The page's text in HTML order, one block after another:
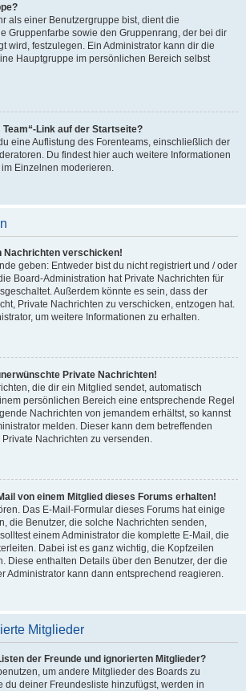
als einer Benutzergruppe bist, dient die
Gruppenfarbe sowie den Gruppenrang, der bei dir
wird, festzulegen. Ein Administrator kann dir die
Hauptgruppe im persönlichen Bereich selbst
Link auf der Startseite?
eine Auflistung des Forenteams, einschließlich der
Du findest hier auch weitere Informationen
Einzelnen moderieren.
Nachrichten verschicken!
geben: Entweder bist du nicht registriert und / oder
Board-Administration hat Private Nachrichten für
Außerdem könnte es sein, dass der
Private Nachrichten zu verschicken, entzogen hat.
um weitere Informationen zu erhalten.
Private Nachrichten!
die dir ein Mitglied sendet, automatisch
persönlichen Bereich eine entsprechende Regel
Nachrichten von jemandem erhältst, so kannst
melden. Dieser kann dem betreffenden
Nachrichten zu versenden.
von einem Mitglied dieses Forums erhalten!
Das E-Mail-Formular dieses Forums hat einige
die Benutzer, die solche Nachrichten senden,
einem Administrator die komplette E-Mail, die
Dabei ist es ganz wichtig, die Kopfzeilen
Diese enthalten Details über den Benutzer, der die
Administrator kann dann entsprechend reagieren.
Mitglieder
der Freunde und ignorierten Mitglieder?
um andere Mitglieder des Boards zu
du deiner Freundesliste hinzufügst, werden in